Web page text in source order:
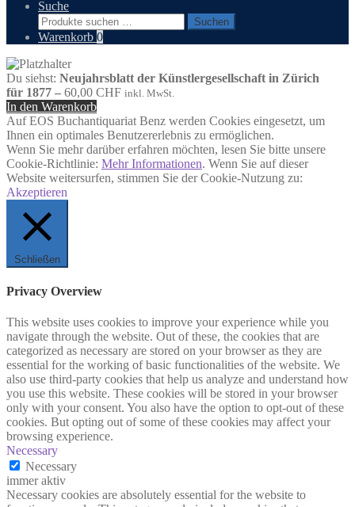
Suche
Suchen
nach:
Suchen
Warenkorb 0
Du siehst: Neujahrsblatt der Künstlergesellschaft in Zürich
für 1877 – 60,00 CHF inkl. MwSt.
In den Warenkorb
Auf EOS Buchantiquariat Benz werden Cookies eingesetzt, um
Ihnen ein optimales Benutzererlebnis zu ermöglichen.
Wenn Sie mehr darüber erfahren möchten, lesen Sie bitte unsere
Cookie-Richtlinie: Mehr Informationen. Wenn Sie auf dieser
Website weitersurfen, stimmen Sie der Cookie-Nutzung zu:
Akzeptieren
Schließen
Privacy Overview
This website uses cookies to improve your experience while you
navigate through the website. Out of these, the cookies that are
categorized as necessary are stored on your browser as they are
essential for the working of basic functionalities of the website. We
also use third-party cookies that help us analyze and understand how
you use this website. These cookies will be stored in your browser
only with your consent. You also have the option to opt-out of these
cookies. But opting out of some of these cookies may affect your
browsing experience.
Necessary
Necessary
immer aktiv
Necessary cookies are absolutely essential for the website to